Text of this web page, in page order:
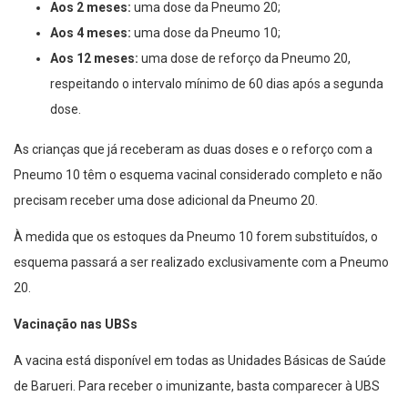
Aos 2 meses: uma dose da Pneumo 20;
Aos 4 meses: uma dose da Pneumo 10;
Aos 12 meses: uma dose de reforço da Pneumo 20,
respeitando o intervalo mínimo de 60 dias após a segunda
dose.
As crianças que já receberam as duas doses e o reforço com a
Pneumo 10 têm o esquema vacinal considerado completo e não
precisam receber uma dose adicional da Pneumo 20.
À medida que os estoques da Pneumo 10 forem substituídos, o
esquema passará a ser realizado exclusivamente com a Pneumo
20.
Vacinação nas UBSs
A vacina está disponível em todas as Unidades Básicas de Saúde
de Barueri. Para receber o imunizante, basta comparecer à UBS